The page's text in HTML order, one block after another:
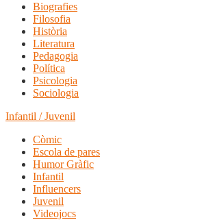
Biografies
Filosofia
Història
Literatura
Pedagogia
Política
Psicologia
Sociologia
Infantil / Juvenil
Còmic
Escola de pares
Humor Gràfic
Infantil
Influencers
Juvenil
Videojocs